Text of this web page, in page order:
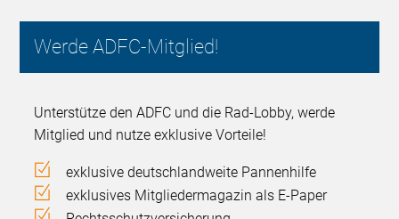
Werde ADFC-Mitglied!
Unterstütze den ADFC und die Rad-Lobby, werde
Mitglied und nutze exklusive Vorteile!
exklusive deutschlandweite Pannenhilfe
exklusives Mitgliedermagazin als E-Paper